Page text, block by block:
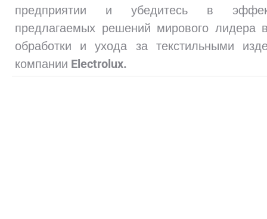
предприятии и убедитесь в
предлагаемых решений мирового лидера
обработки и ухода за текстильными
компании Electrolux.